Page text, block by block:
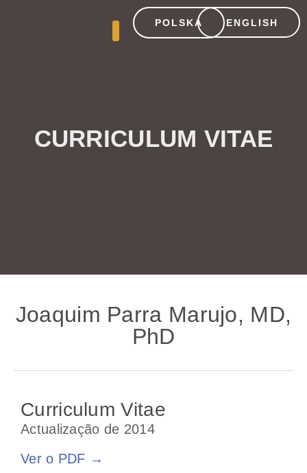
POLSKA ENGLISH
CURRICULUM VITAE
Joaquim Parra Marujo, MD,
PhD
Curriculum Vitae
Actualização de 2014
Ver o PDF →